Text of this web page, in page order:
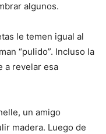
algunos.
le temen igual al
“pulido”. Incluso la
a revelar esa
un amigo
madera. Luego de